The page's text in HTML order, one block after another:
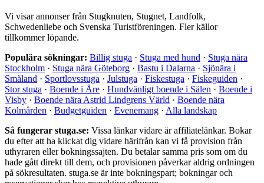
Vi visar annonser från Stugknuten, Stugnet, Landfolk,
Schwedenliebe och Svenska Turistföreningen. Fler källor
tillkommer löpande.
Populära sökningar: Billig stuga · Stuga med hund · Stuga nära
Stockholm · Stuga nära Göteborg · Bastu i Dalarna · Sjönära i
Småland · Sportlovsstuga · Julstuga · Fiskestuga · Fiskeguiden ·
Stor stuga · Boende i Åre · Hundvänligt boende i Sälen · Boende i
Visby · Boende nära Astrid Lindgrens Värld · Boende nära
Kolmården · Budgetguiden · Evenemang · Alla landskap
Så fungerar stuga.se: Vissa länkar vidare är affiliatelänkar. Bokar
du efter att ha klickat dig vidare härifrån kan vi få provision från
uthyraren eller bokningssajten. Du betalar samma pris som om du
hade gått direkt till dem, och provisionen påverkar aldrig ordningen
på sökresultaten. stuga.se är inte bokningspart; bokningar och